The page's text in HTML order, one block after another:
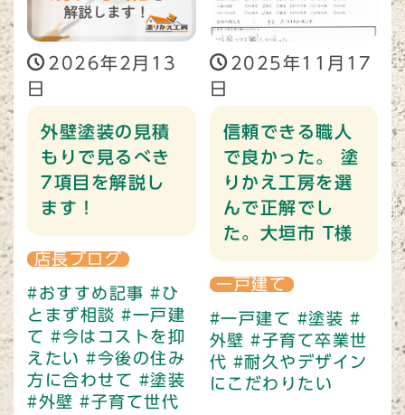
2026年2月13
日
外壁塗装の見積
もりで見るべき
7項目を解説し
ます！
店長ブログ
#おすすめ記事 #ひ
とまず相談 #一戸建
て #今はコストを抑
えたい #今後の住み
方に合わせて #塗装
#外壁 #子育て世代
2025年11月17
日
信頼できる職人
で良かった。 塗
りかえ工房を選
んで正解でし
た。大垣市 T様
一戸建て
#一戸建て #塗装 #
外壁 #子育て卒業世
代 #耐久やデザイン
にこだわりたい